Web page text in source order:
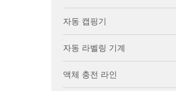
자동 캡핑기
자동 라벨링 기계
액체 충전 라인